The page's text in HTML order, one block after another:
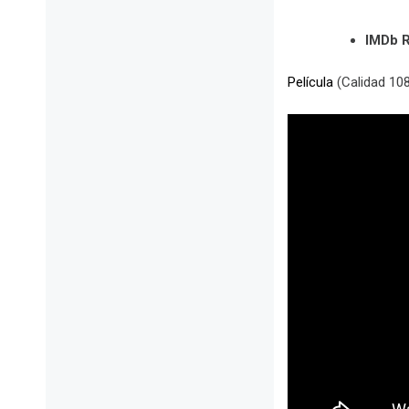
IMDb
Película (Calidad